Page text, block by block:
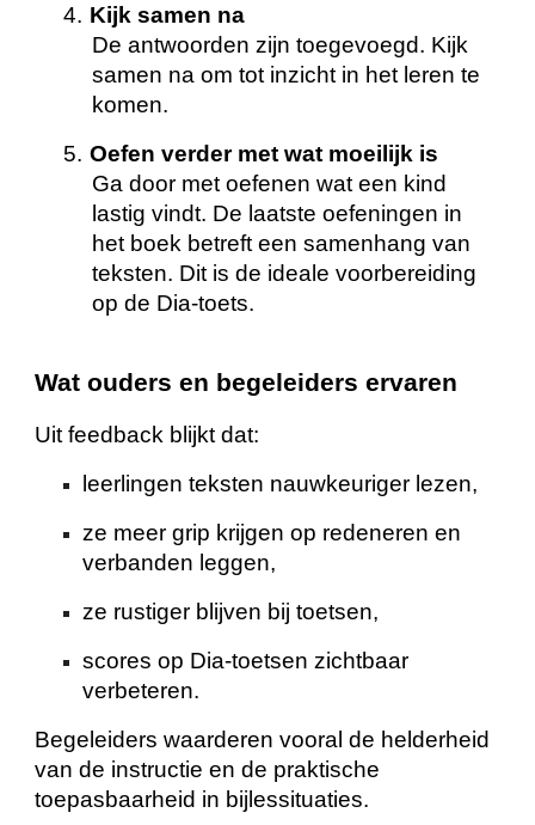
4. Kijk samen na
De antwoorden zijn toegevoegd. Kijk
samen na om tot inzicht in het leren te
komen.
5. Oefen verder met wat moeilijk is
Ga door met oefenen wat een kind
lastig vindt. De laatste oefeningen in
het boek betreft een samenhang van
teksten. Dit is de ideale voorbereiding
op de Dia-toets.
Wat ouders en begeleiders ervaren
Uit feedback blijkt dat:
leerlingen teksten nauwkeuriger lezen,
ze meer grip krijgen op redeneren en
verbanden leggen,
ze rustiger blijven bij toetsen,
scores op Dia-toetsen zichtbaar
verbeteren.
Begeleiders waarderen vooral de helderheid
van de instructie en de praktische
toepasbaarheid in bijlessituaties.